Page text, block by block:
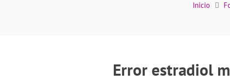
Inicio
Error estradiol